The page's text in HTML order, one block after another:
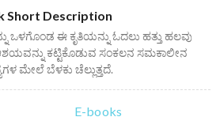
Short Description
ಒಳಗೊಂಡ ಈ ಕೃತಿಯನ್ನು ಓದಲು ಹತ್ತು ಹಲವು
ಕಟ್ಟಿಕೊಡುವ ಸಂಕಲನ ಸಮಕಾಲೀನ
ಮೇಲೆ ಬೆಳಕು ಚೆಲ್ಲುತ್ತದೆ.
E-books